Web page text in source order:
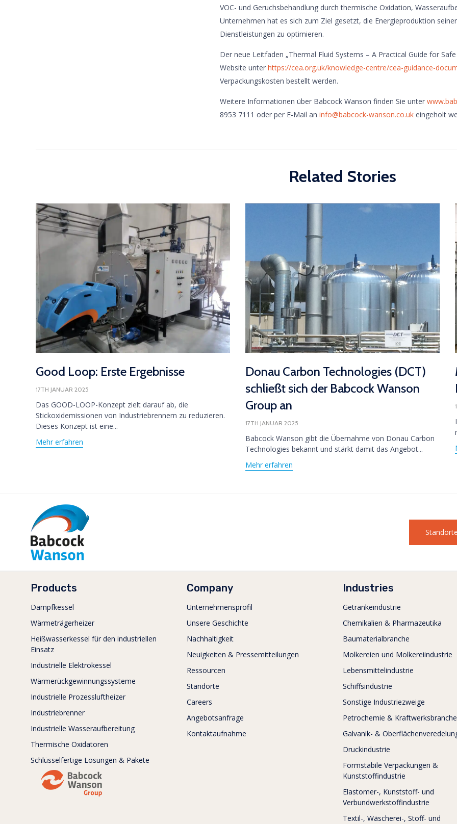
VOC- und Geruchsbehandlung durch thermische Oxidation,
Unternehmen hat es sich zum Ziel gesetzt, die Energieproduktion
Dienstleistungen zu optimieren.
Der neue Leitfaden „Thermal Fluid Systems – A Practical Guide for
Website unterhttps://cea.org.uk/knowledge-centre/cea-guidance-
Verpackungskosten bestellt werden.
Weitere Informationen über Babcock Wanson finden Sie unter
8953 7111 oder per E-Mail aninfo@babcock-wanson.co.uk eingeholt
Related Stories
Good Loop: Erste Ergebnisse
17TH JANUAR 2025
Das GOOD-LOOP-Konzept zielt darauf ab, die
Stickoxidemissionen von Industriebrennern zu reduzieren.
Dieses Konzept ist eine...
Mehr erfahren
Donau Carbon Technologies (DCT)
schließt sich der Babcock Wanson
Group an
17TH JANUAR 2025
Babcock Wanson gibt die Übernahme von Donau Carbon
Technologies bekannt und stärkt damit das Angebot...
Mehr erfahren
Standorte
Products
Dampfkessel
Wärmeträgerheizer
Heißwasserkessel für den industriellen
Einsatz
Industrielle Elektrokessel
Wärmerückgewinnungssysteme
Industrielle Prozessluftheizer
Industriebrenner
Industrielle Wasseraufbereitung
Thermische Oxidatoren
Schlüsselfertige Lösungen & Pakete
Company
Unternehmensprofil
Unsere Geschichte
Nachhaltigkeit
Neuigkeiten & Pressemitteilungen
Ressourcen
Standorte
Careers
Angebotsanfrage
Kontaktaufnahme
Industries
Getränkeindustrie
Chemikalien & Pharmazeutika
Baumaterialbranche
Molkereien und Molkereiindustrie
Lebensmittelindustrie
Schiffsindustrie
Sonstige Industriezweige
Petrochemie & Kraftwerksbranche
Galvanik- &
Druckindustrie
Formstabile Verpackungen &
Kunststoffindustrie
Elastomer-, Kunststoff- und
Verbundwerkstoffindustrie
Textil-, Wäscherei-, Stoff- und